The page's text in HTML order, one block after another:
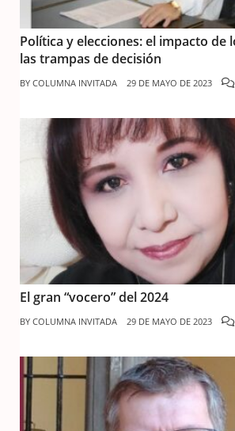
Política y elecciones: el impacto de
las trampas de decisión
BY COLUMNA INVITADA 29 DE MAYO DE 2023
El gran “vocero” del 2024
BY COLUMNA INVITADA 29 DE MAYO DE 2023